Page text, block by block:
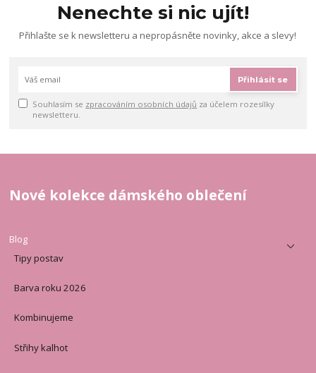
Nenechte si nic ujít!
Přihlašte se k newsletteru a nepropásněte novinky, akce a slevy!
Přihlásit se
Souhlasím se zpracováním osobních údajů za účelem rozesílky
newsletteru.
Nové kolekce dámského oblečení
Blog
Tipy postav
Barva roku 2026
Kombinujeme
Střihy kalhot